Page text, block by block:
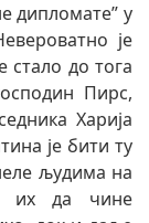
дипломате” у
је
стало до тога
Пирс,
Харија
је бити ту
људима на
их да чине